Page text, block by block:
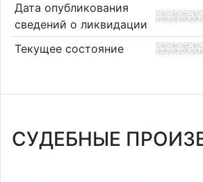
Дата опубликования
сведений о ликвидации
Текущее состояние
СУДЕБНЫЕ